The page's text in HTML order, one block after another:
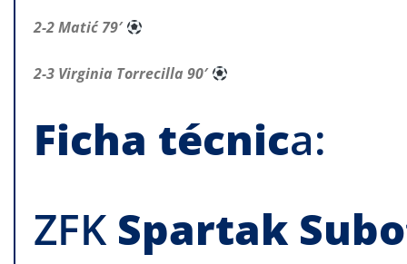
2-2 Matić 79′
2-3 Virginia Torrecilla 90′
Ficha técnica:
ZFK Spartak